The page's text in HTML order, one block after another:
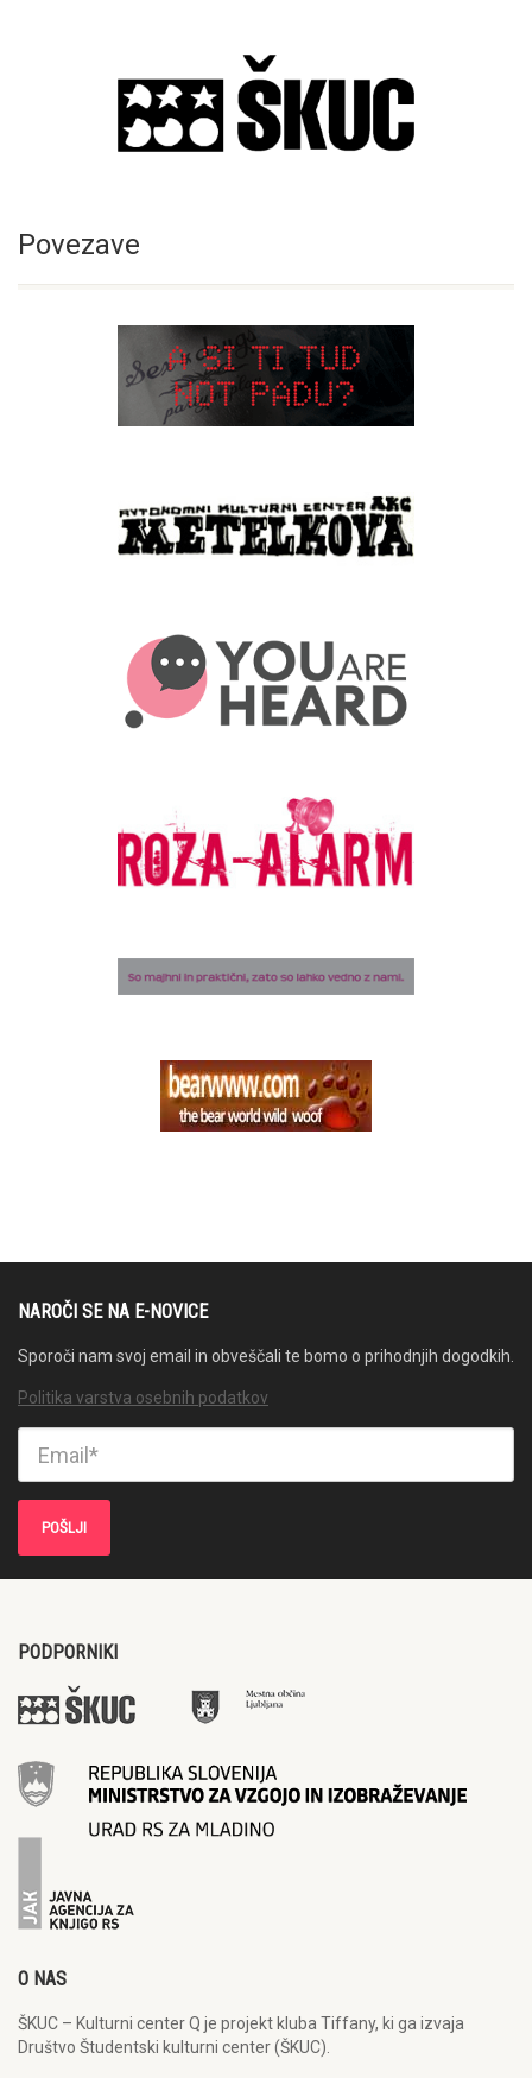
Povezave
NAROČI SE NA E-NOVICE
Sporoči nam svoj email in obveščali te bomo o prihodnjih dogodkih.
Politika varstva osebnih podatkov
PODPORNIKI
O NAS
ŠKUC – Kulturni center Q je projekt kluba Tiffany, ki ga izvaja
Društvo Študentski kulturni center (ŠKUC).